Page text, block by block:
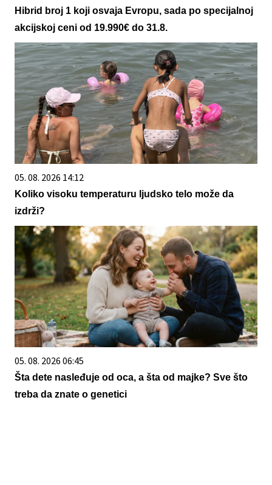
Hibrid broj 1 koji osvaja Evropu, sada po specijalnoj
akcijskoj ceni od 19.990€ do 31.8.
05. 08. 2026 14:12
Koliko visoku temperaturu ljudsko telo može da
izdrži?
05. 08. 2026 06:45
Šta dete nasleđuje od oca, a šta od majke? Sve što
treba da znate o genetici